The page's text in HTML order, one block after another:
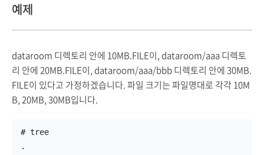
예제
dataroom 디렉토리 안에 10MB.FILE이, dataroom/aaa 디렉토
리 안에 20MB.FILE이, dataroom/aaa/bbb 디렉토리 안에 30MB.
FILE이 있다고 가정하겠습니다. 파일 크기는 파일명대로 각각 10M
B, 20MB, 30MB입니다.
# tree
.